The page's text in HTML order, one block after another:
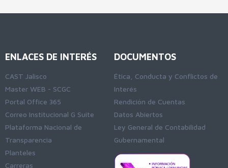
ENLACES DE INTERÉS
CAST Jalisco
Master WEB - SCGC
Portal Office 365
Correo Institucional G Suite
Plataforma Nacional de
Transparencia
Planteles
Carreras
DOCUMENTOS
Ética, Conducta y Conflictos de
Interés
Rendición de Cuentas
Datos Abiertos
Ley General de Contabilidad
Gubernamental